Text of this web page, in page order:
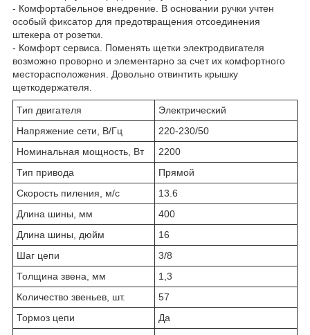
- Комфортабельное внедрение. В основании ручки учтен
особый фиксатор для предотвращения отсоединения
штекера от розетки.
- Комфорт сервиса. Поменять щетки электродвигателя
возможно проворно и элементарно за счет их комфортного
месторасположения. Довольно отвинтить крышку
щеткодержателя.
Тип двигателя
Электрический
Напряжение сети, В/Гц
220-230/50
Номинальная мощность, Вт
2200
Тип привода
Прямой
Скорость пиления, м/с
13.6
Длина шины, мм
400
Длина шины, дюйм
16
Шаг цепи
3/8
Толщина звена, мм
1,3
Количество звеньев, шт.
57
Тормоз цепи
Да